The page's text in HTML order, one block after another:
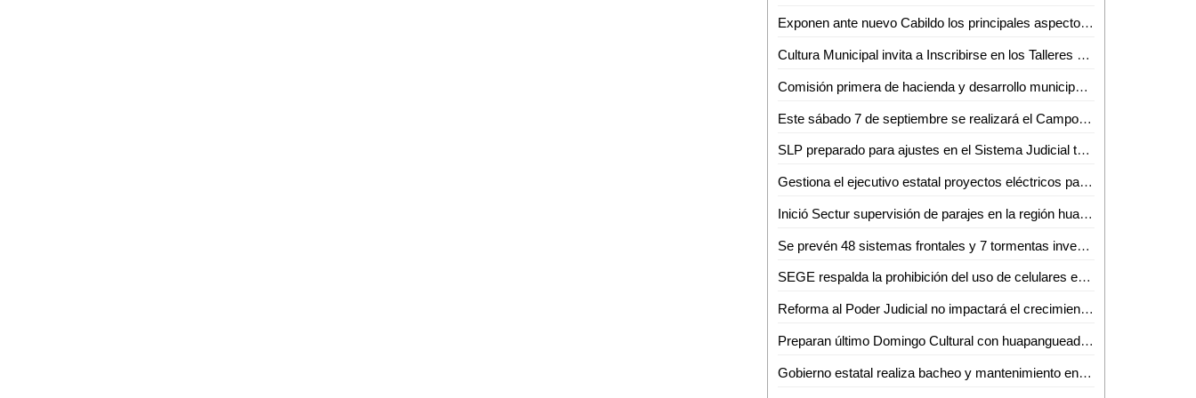
Exponen ante nuevo Cabildo los principales aspectos del desarrollo urbano de la Capital
Cultura Municipal invita a Inscribirse en los Talleres Culturales de la Temporada
Comisión primera de hacienda y desarrollo municipal, sostiene reunión con funcionarios del ayuntamiento de la capital, Sefin y de Villa de Pozos
Este sábado 7 de septiembre se realizará el Campo de Pruebas para estudiantes de la UASLP
SLP preparado para ajustes en el Sistema Judicial tras Reforma Judicial: Guadalupe Torres
Gestiona el ejecutivo estatal proyectos eléctricos para pueblos originarios
Inició Sectur supervisión de parajes en la región huasteca
Se prevén 48 sistemas frontales y 7 tormentas invernales en México, durante la Temporada de Frentes Fríos 2024-2025
SEGE respalda la prohibición del uso de celulares en clases
Reforma al Poder Judicial no impactará el crecimiento económico de SLP: Ricardo Gallardo
Preparan último Domingo Cultural con huapangueada en Ciudad Valles
Gobierno estatal realiza bacheo y mantenimiento en Circuito Potosí